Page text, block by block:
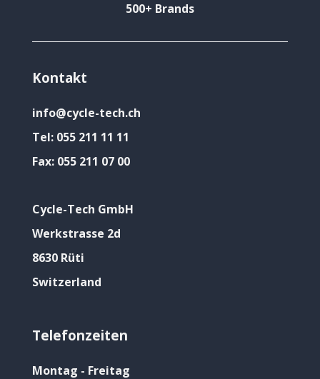
500+ Brands
Kontakt
info@cycle-tech.ch
Tel: 055 211 11 11
Fax: 055 211 07 00
Cycle-Tech GmbH
Werkstrasse 2d
8630 Rüti
Switzerland
Telefonzeiten
Montag - Freitag